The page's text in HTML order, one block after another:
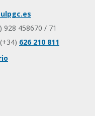
928 458670 / 71
(+34) 626 210 811